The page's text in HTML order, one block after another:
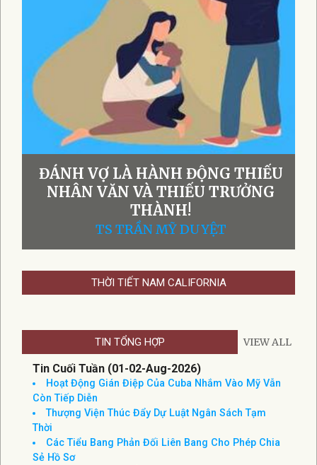
ĐÁNH VỢ LÀ HÀNH ĐỘNG THIẾU
NHÂN VĂN VÀ THIẾU TRƯỞNG
THÀNH!
TS TRẦN MỸ DUYỆT
THỜI TIẾT NAM CALIFORNIA
TIN TỔNG HỢP VIEW ALL
Tin Cuối Tuần (01-02-Aug-2026)
Hoạt Động Gián Điệp Của Cuba Nhắm Vào Mỹ Vẫn
Còn Tiếp Diễn
Thượng Viện Thúc Đẩy Dự Luật Ngân Sách Tạm
Thời
Các Tiểu Bang Phản Đối Liên Bang Cho Phép Chia
Sẻ Hồ Sơ